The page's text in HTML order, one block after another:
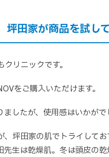
田家が商品を試し
リニックです。
をご購入いただけます。
したが、使用感はいかがで
、坪田家の肌でトライして
先生は乾燥肌。冬は頭皮の